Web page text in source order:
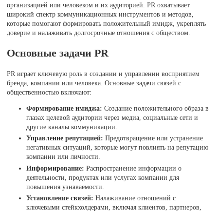
организацией или человеком и их аудиторией. PR охватывает
широкий спектр коммуникационных инструментов и методов,
которые помогают формировать положительный имидж, укреплять
доверие и налаживать долгосрочные отношения с обществом.
Основные задачи PR
PR играет ключевую роль в создании и управлении восприятием
бренда, компании или человека. Основные задачи связей с
общественностью включают:
Формирование имиджа: Создание положительного образа в
глазах целевой аудитории через медиа, социальные сети и
другие каналы коммуникации.
Управление репутацией: Предотвращение или устранение
негативных ситуаций, которые могут повлиять на репутацию
компании или личности.
Информирование: Распространение информации о
деятельности, продуктах или услугах компании для
повышения узнаваемости.
Установление связей: Налаживание отношений с
ключевыми стейкхолдерами, включая клиентов, партнеров,